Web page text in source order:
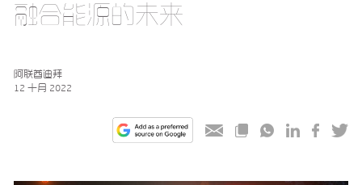
融合能源的未来
阿联酋迪拜
12 十月 2022